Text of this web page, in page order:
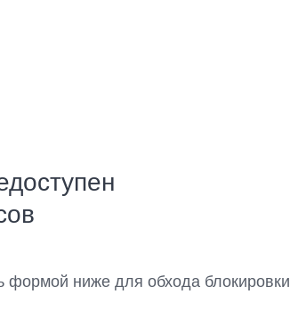
формой ниже для обхода блокировки